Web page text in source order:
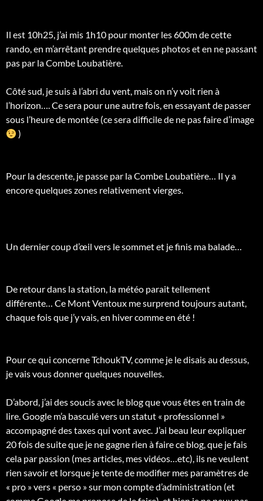
Il est 10h25, j’ai mis 1h10 pour monter les 600m de cette
rando, en m’arrêtant prendre quelques photos et en ne passant
pas par la Combe Loubatière.
Côté sud, je suis à l’abri du vent, mais on n’y voit rien à
l’horizon…. Ce sera pour une autre fois, en essayant de passer
sous l’heure de montée (ce sera difficile de ne pas faire d’image
)
Pour la descente, je passe par la Combe Loubatière… Il y a
encore quelques zones relativement vierges.
Un dernier coup d’œil vers le sommet et je finis ma balade…
De retour dans la station, la météo parait tellement
différente… Ce Mont Ventoux me surprend toujours autant,
chaque fois que j’y vais, en hiver comme en été !
Pour ce qui concerne TchoukTV, comme je le disais au dessus,
je vais vous donner quelques nouvelles.
D’abord, j’ai des soucis avec le blog que vous êtes en train de
lire. Google m’a basculé vers un statut « professionnel »
accompagné des taxes qui vont avec. J’ai beau leur expliquer
20 fois de suite que je ne gagne rien à faire ce blog, que je fais
cela par passion (mes articles, mes vidéos…etc), ils ne veulent
rien savoir et lorsque je tente de modifier mes paramètres de
« pro » vers « perso » sur mon compte d’administration (et